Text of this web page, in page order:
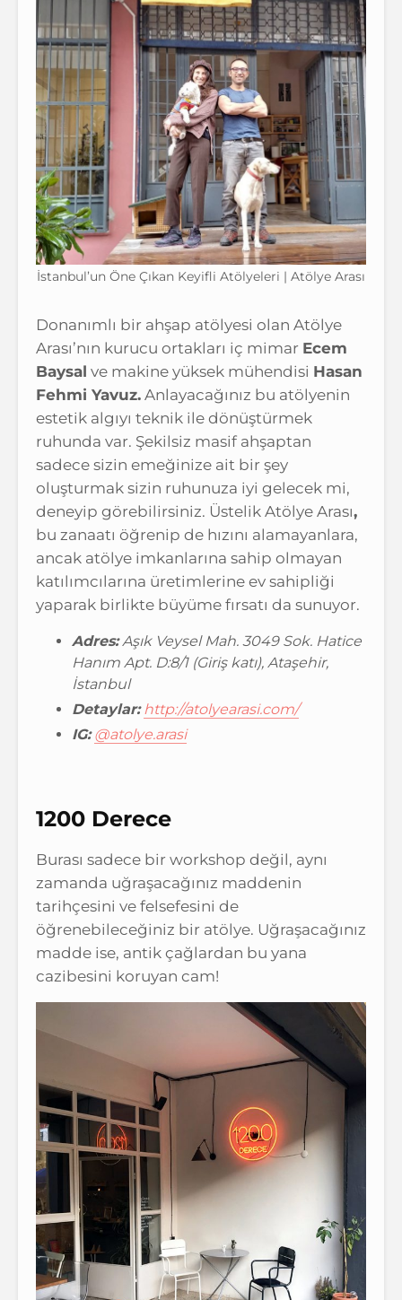
İstanbul’un Öne Çıkan Keyifli Atölyeleri | Atölye Arası
Donanımlı bir ahşap atölyesi olan Atölye
Arası’nın kurucu ortakları iç mimar Ecem
Baysal ve makine yüksek mühendisi Hasan
Fehmi Yavuz. Anlayacağınız bu atölyenin
estetik algıyı teknik ile dönüştürmek
ruhunda var. Şekilsiz masif ahşaptan
sadece sizin emeğinize ait bir şey
oluşturmak sizin ruhunuza iyi gelecek mi,
deneyip görebilirsiniz. Üstelik Atölye Arası,
bu zanaatı öğrenip de hızını alamayanlara,
ancak atölye imkanlarına sahip olmayan
katılımcılarına üretimlerine ev sahipliği
yaparak birlikte büyüme fırsatı da sunuyor.
Adres:Aşık Veysel Mah. 3049 Sok. Hatice
Hanım Apt. D:8/1 (Giriş katı), Ataşehir,
İstanbul
Detaylar: http://atolyearasi.com/
IG: @atolye.arasi
1200 Derece
Burası sadece bir workshop değil, aynı
zamanda uğraşacağınız maddenin
tarihçesini ve felsefesini de
öğrenebileceğiniz bir atölye. Uğraşacağınız
madde ise, antik çağlardan bu yana
cazibesini koruyan cam!